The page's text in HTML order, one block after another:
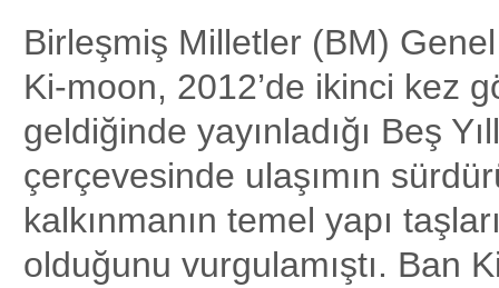
Birleşmiş Milletler (BM)
Ki-moon, 2012’de ikinci kez
geldiğinde yayınladığı Beş
çerçevesinde ulaşımın
kalkınmanın temel yapı
olduğunu vurgulamıştı. Ban